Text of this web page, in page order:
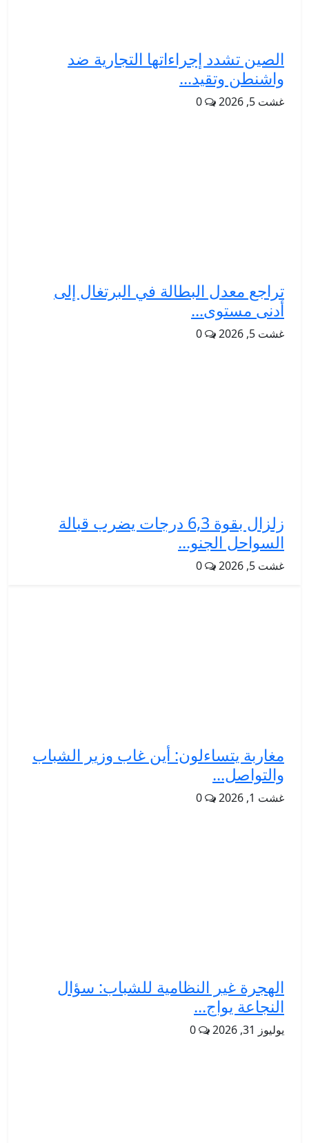
الصين تشدد إجراءاتها التجارية ضد
واشنطن وتقيد...
غشت 5, 2026 0
تراجع معدل البطالة في البرتغال إلى
أدنى مستوى...
غشت 5, 2026 0
زلزال بقوة 6,3 درجات يضرب قبالة
السواحل الجنو...
غشت 5, 2026 0
مغاربة يتساءلون: أين غاب وزير الشباب
والتواصل...
غشت 1, 2026 0
الهجرة غير النظامية للشباب: سؤال
النجاعة يواج...
يوليوز 31, 2026 0